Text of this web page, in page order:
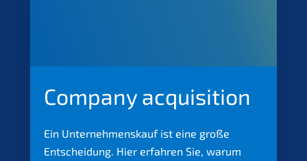
Compa­ny acquisition
Ein Unter­nehmens­kauf ist eine große
Entschei­dung. Hier erfah­ren Sie, warum